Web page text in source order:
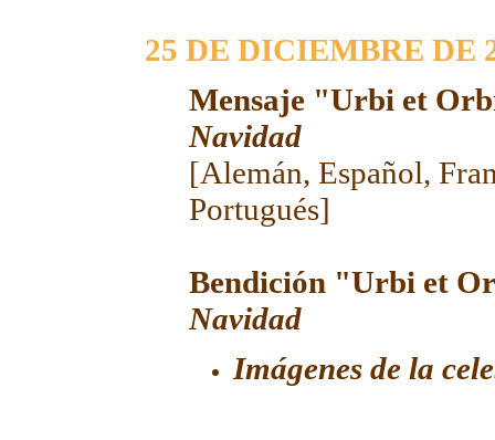
25 DE DICIEMBRE DE
Mensaje "Urbi et
Navidad
[Alemán, Español,
Portugués]
Bendición "Urbi et
Navidad
Imágenes de la